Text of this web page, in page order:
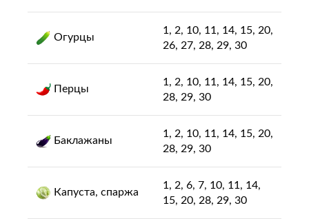
Огурцы
1, 2, 10, 11, 14, 15, 20,
26, 27, 28, 29, 30
Перцы
1, 2, 10, 11, 14, 15, 20,
28, 29, 30
Баклажаны
1, 2, 10, 11, 14, 15, 20,
28, 29, 30
Капуста, спаржа
1, 2, 6, 7, 10, 11, 14,
15, 20, 28, 29, 30